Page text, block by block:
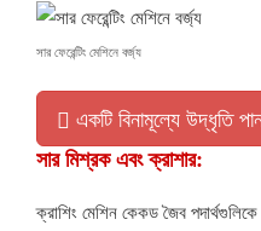
সার ফেরেন্টিং মেশিনে বর্জ্য
একটি বিনামূল্যে উদ্ধৃতি
সার মিশ্রক এবং ক্রাশার:
ক্রাশিং মেশিন কেকড জৈব